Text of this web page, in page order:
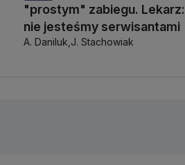
"prostym" zabiegu. Lekarz:
nie jesteśmy serwisantami
A. Daniluk, J. Stachowiak